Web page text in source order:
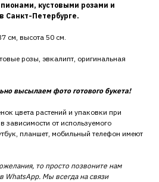
кустовыми розами и
Санкт-Петербурге.
см, высота 50 см.
розы, эвкалипт, оригинальная
высылаем фото готового букета!
цвета растений и упаковки при
зависимости от используемого
планшет, мобильный телефон имеют
то просто позвоните нам
WhatsApp. Мы всегда на связи